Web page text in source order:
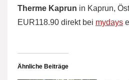
Therme Kaprun in Kaprun,
EUR118.90 direkt bei mydays
Ähnliche Beiträge